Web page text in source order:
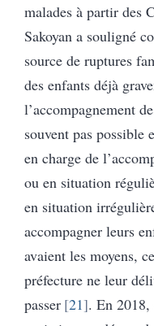
malades à partir des
Sakoyan a souligné
source de ruptures
des enfants déjà
l’accompagnement
souvent pas possible
en charge de
ou en situation
en situation
accompagner leurs
avaient les moyens,
préfecture ne leur
passer 21 . En 2018,